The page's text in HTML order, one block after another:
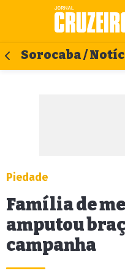
Sorocaba /
Piedade
Família de
amputou
campanha